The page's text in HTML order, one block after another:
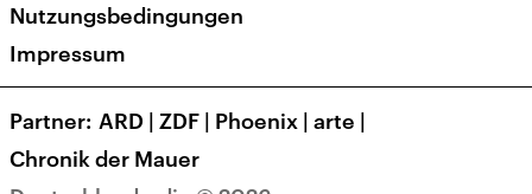
Karriere
Transparenz
Nutzungsbedingungen
Impressum
Partner ARD | ZDF | Phoenix | arte |
Chronik der Mauer